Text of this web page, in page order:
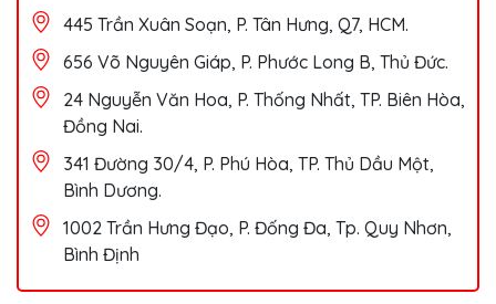
445 Trần Xuân Soạn, P. Tân Hưng, Q7, HCM.
656 Võ Nguyên Giáp, P. Phước Long B, Thủ Đức.
24 Nguyễn Văn Hoa, P. Thống Nhất, TP. Biên Hòa,
Đồng Nai.
341 Đường 30/4, P. Phú Hòa, TP. Thủ Dầu Một,
Bình Dương.
1002 Trần Hưng Đạo, P. Đống Đa, Tp. Quy Nhơn,
Bình Định